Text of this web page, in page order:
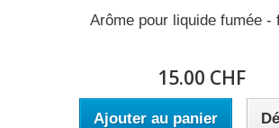
Arôme pour liquide fumée -
15.00 CHF
Ajouter au panier